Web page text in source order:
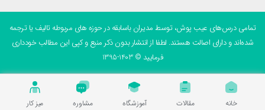
درس‌های عیب پوش، توسط مدیران باسابقه در حوزه های مربوطه تالیف یا ترجمه
و دارای اصالت هستند. لطفا از انتشار بدون ذکر منبع و کپی این مطالب خودداری
فرمایید © 1403-1395
مقالات آموزشگاه مشاوره